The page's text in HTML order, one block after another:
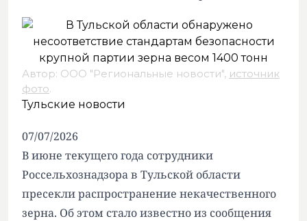
Автор: ООО "Региональные новости", источник
фото.
Тульские новости
07/07/2026
В июне текущего года сотрудники
Россельхознадзора в Тульской области
пресекли распространение некачественного
зерна. Об этом стало известно из сообщения